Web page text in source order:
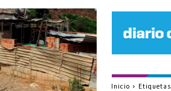
Inicio Etiquetas